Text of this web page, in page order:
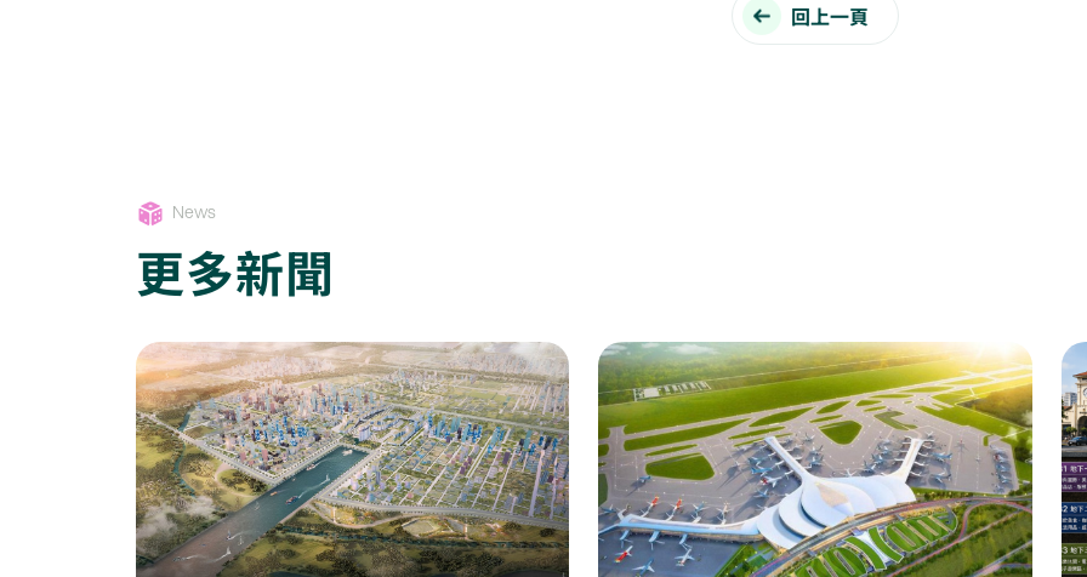
回上一頁
News
更多新聞